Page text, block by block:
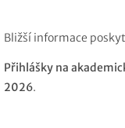
Bližší informace
Přihlášky na
2026.